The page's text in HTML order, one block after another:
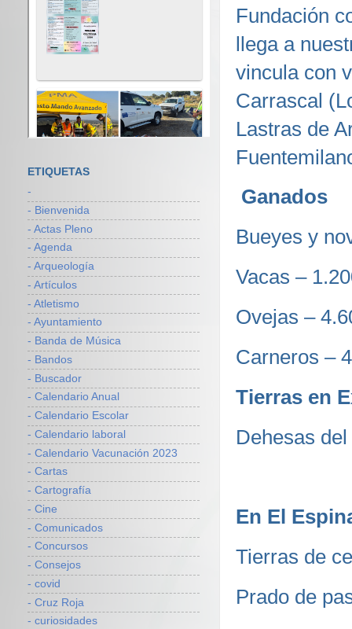
Fundación
llega a
vincula con
Carrascal
Lastras de
Ganados
Bueyes y
Vacas –
Ovejas –
Carneros –
Tierras en
Dehesas
En El
Tierras de
Prado de
ETIQUETAS
-
- Bienvenida
- Actas Pleno
- Agenda
- Arqueología
- Artículos
- Atletismo
- Ayuntamiento
- Banda de Música
- Bandos
- Buscador
- Calendario Anual
- Calendario Escolar
- Calendario laboral
- Calendario Vacunación 2023
- Cartas
- Cartografía
- Cine
- Comunicados
- Concursos
- Consejos
- covid
- Cruz Roja
- curiosidades